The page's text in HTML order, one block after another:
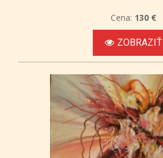
Cena: 130 €
ZOBRAZIŤ